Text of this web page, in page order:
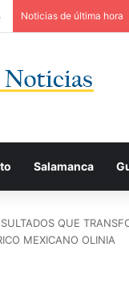
Noticias de última hora
Salamanca
QUE
MEXICANO OLINIA